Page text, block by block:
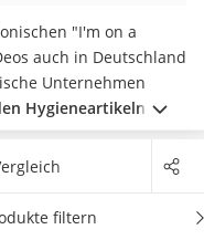
"I'm on a
auch in Deutschland
Unternehmen
Hygieneartikeln
durch langanhaltende
dass die Deos als
aus derfiltern